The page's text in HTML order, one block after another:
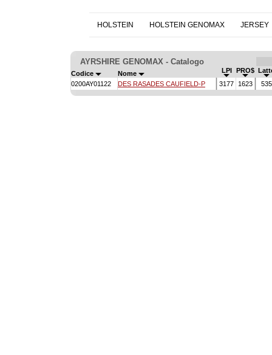
HOLSTEIN HOLSTEIN GENOMAX JERSEY
AYRSHIRE GENOMAX - Catalogo
Codice Nome LPI PRO$
0200AY01122
DES RASADES CAUFIELD-P 3177 1623